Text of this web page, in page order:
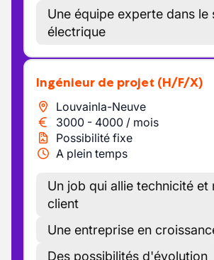
Une équipe experte dans le
électrique
Ingénieur de projet (H/F/X)
Louvainla-Neuve
3000 - 4000 / mois
Possibilité fixe
A plein temps
Un job qui allie technicité et
client
Une entreprise en
Des possibilités d'évolution